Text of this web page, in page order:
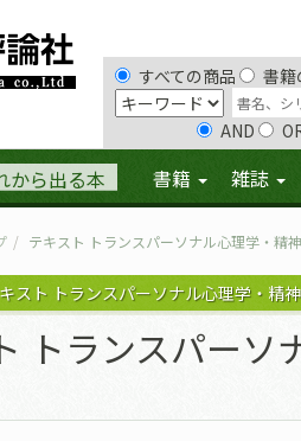
すべての商品 書籍
AND
から出る本 書籍 雑誌
テキスト トランスパーソナル心理学・精
スト トランスパーソナル心理学・精
トランスパーソ